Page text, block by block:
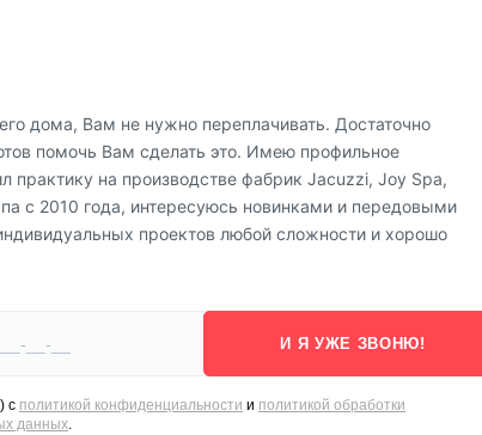
дома, Вам не нужно переплачивать. Достаточно
помочь Вам сделать это. Имею профильное
практику на производстве фабрик Jacuzzi, Joy Spa,
с 2010 года, интересуюсь новинками и передовыми
проектов любой сложности и хорошо
И Я УЖЕ ЗВОНЮ!
с политикой конфиденциальности и политикой обработки
данных.